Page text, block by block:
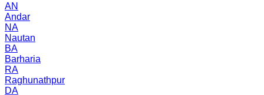
AN
Andar
NA
Nautan
BA
Barharia
RA
Raghunathpur
DA